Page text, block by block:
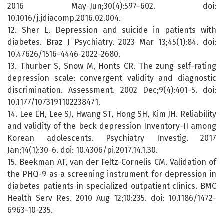
2016 May-Jun;30(4):597-602. doi:
10.1016/j.jdiacomp.2016.02.004.
12. Sher L. Depression and suicide in patients with
diabetes. Braz J Psychiatry. 2023 Mar 13;45(1):84. doi:
10.47626/1516-4446-2022-2680.
13. Thurber S, Snow M, Honts CR. The zung self-rating
depression scale: convergent validity and diagnostic
discrimination. Assessment. 2002 Dec;9(4):401-5. doi:
10.1177/1073191102238471.
14. Lee EH, Lee SJ, Hwang ST, Hong SH, Kim JH. Reliability
and validity of the beck depression Inventory-II among
Korean adolescents. Psychiatry Investig. 2017
Jan;14(1):30-6. doi: 10.4306/pi.2017.14.1.30.
15. Beekman AT, van der Feltz-Cornelis CM. Validation of
the PHQ-9 as a screening instrument for depression in
diabetes patients in specialized outpatient clinics. BMC
Health Serv Res. 2010 Aug 12;10:235. doi: 10.1186/1472-
6963-10-235.